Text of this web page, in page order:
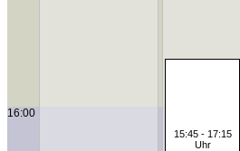
15:45 - 17:15
Uhr
16:00